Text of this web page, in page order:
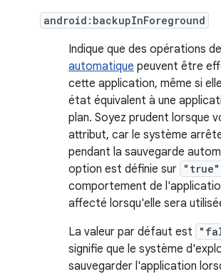
android:backupInForeground
Indique que des opérations de
automatique peuvent être
cette application, même si
état équivalent à une
plan. Soyez prudent lorsque
attribut, car le système
pendant la sauvegarde
option est définie sur "true"
comportement de
affecté lorsqu'elle sera
La valeur par défaut est
signifie que le système
sauvegarder l'application